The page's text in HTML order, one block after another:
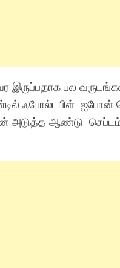
இருப்பதாக பல
ஃபோல்டபிள் ஐபோன்
அடுத்த ஆண்டு